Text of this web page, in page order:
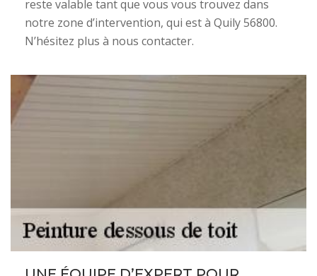
reste valable tant que vous vous trouvez dans
notre zone d’intervention, qui est à Quily 56800.
N’hésitez plus à nous contacter.